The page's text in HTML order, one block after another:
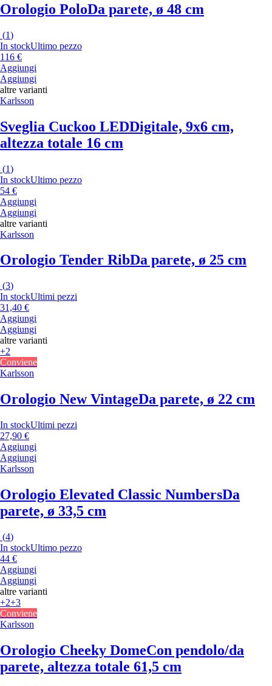
Orologio PoloDa parete, ø 48 cm
(1)
In stockUltimo pezzo
116 €
Aggiungi
Aggiungi
altre varianti
Karlsson
Sveglia Cuckoo LEDDigitale, 9x6 cm,
altezza totale 16 cm
(1)
In stockUltimo pezzo
54 €
Aggiungi
Aggiungi
altre varianti
Karlsson
Orologio Tender RibDa parete, ø 25 cm
(3)
In stockUltimi pezzi
31,40 €
Aggiungi
Aggiungi
altre varianti
+2
Conviene
Karlsson
Orologio New VintageDa parete, ø 22 cm
In stockUltimi pezzi
27,90 €
Aggiungi
Aggiungi
Karlsson
Orologio Elevated Classic NumbersDa
parete, ø 33,5 cm
(4)
In stockUltimo pezzo
44 €
Aggiungi
Aggiungi
altre varianti
+2+3
Conviene
Karlsson
Orologio Cheeky DomeCon pendolo/da
parete, altezza totale 61,5 cm